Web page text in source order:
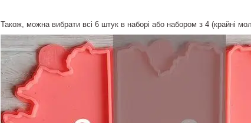
Також, можна вибрати всі 6 штук в наборі або набором з 4 (крайні